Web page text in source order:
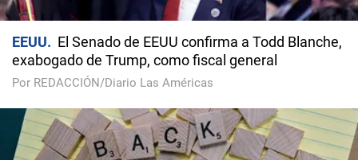
EEUU
El Senado de EEUU confirma a Todd Blanche,
exabogado de Trump, como fiscal general
Por REDACCIÓN/Diario Las Américas